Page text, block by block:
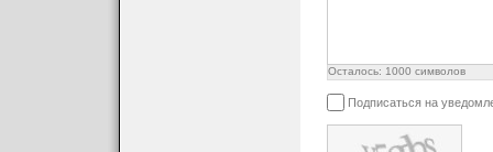
Осталось: 1000 символов
Подписаться на